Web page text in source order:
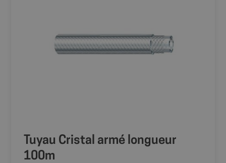
Tuyau Cristal armé longueur
100m